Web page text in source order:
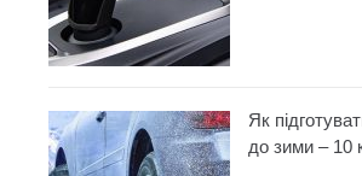
Як
до зими – 10